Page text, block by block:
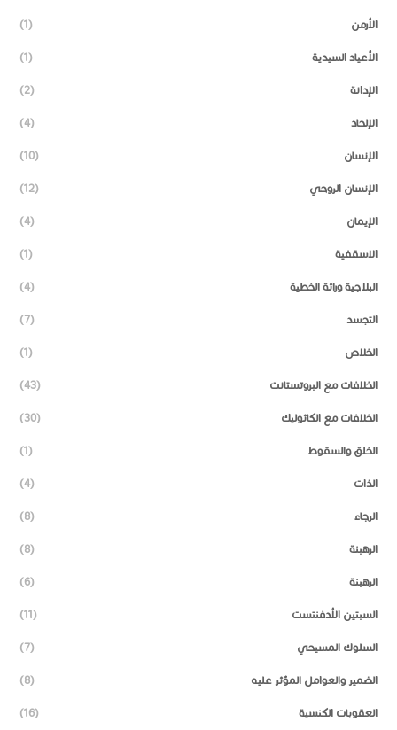
الأرمن (1)
الأعياد السيدية (1)
الإدانة (2)
الإلحاد (4)
الإنسان (10)
الإنسان الروحي (12)
الإيمان (4)
الاسقفية (1)
البلاجية وراثة الخطية (4)
التجسد (7)
الخلاص (1)
الخلافات مع البروتستانت (43)
الخلافات مع الكاثوليك (30)
الخلق والسقوط (1)
الذات (4)
الرجاء (8)
الرهبنة (8)
الرهبنة (6)
السبتين الأدفنتست (11)
السلوك المسيحي (7)
الضمير والعوامل المؤثر عليه (8)
العقوبات الكنسية (16)